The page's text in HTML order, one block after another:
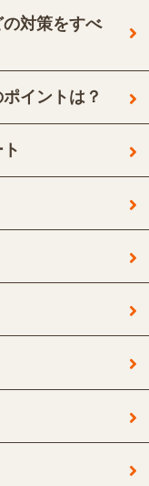
対策をすべ
イントは？